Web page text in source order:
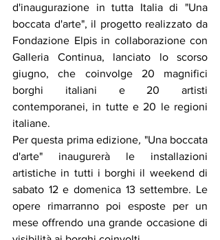
d'inaugurazione in tutta Italia di "Una
boccata d'arte", il progetto realizzato da
Fondazione Elpis in collaborazione con
Galleria Continua, lanciato lo scorso
giugno, che coinvolge 20 magnifici
borghi italiani e 20 artisti
contemporanei, in tutte e 20 le regioni
italiane.
Per questa prima edizione, "Una boccata
d'arte" inaugurerà le installazioni
artistiche in tutti i borghi il weekend di
sabato 12 e domenica 13 settembre. Le
opere rimarranno poi esposte per un
mese offrendo una grande occasione di